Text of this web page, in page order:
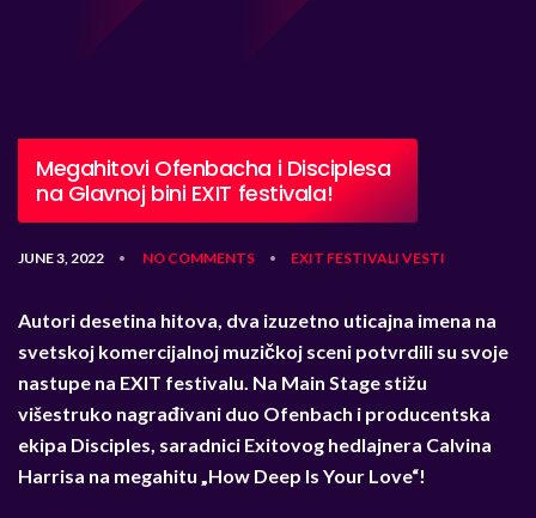
Megahitovi Ofenbacha i Disciplesa
na Glavnoj bini EXIT festivala!
JUNE 3, 2022 • NO COMMENTS • EXIT FESTIVALI VESTI
Autori desetina hitova, dva izuzetno uticajna imena na
svetskoj komercijalnoj muzičkoj sceni potvrdili su svoje
nastupe na EXIT festivalu. Na Main Stage stižu
višestruko nagrađivani duo Ofenbach i producentska
ekipa Disciples, saradnici Exitovog hedlajnera Calvina
Harrisa na megahitu „How Deep Is Your Love“!